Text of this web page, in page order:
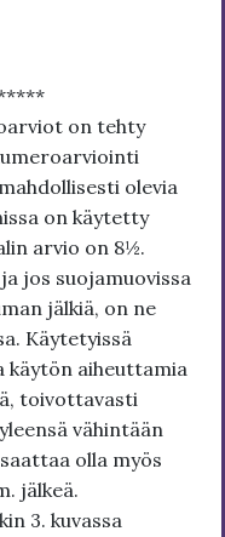
on tehty
olevia
on käytetty
arvio on 8½.
ja jos suojamuovissa
jälkiä, on ne
Käytetyissä
käytön aiheuttamia
toivottavasti
vähintään
olla myös
jälkeä.
3. kuvassa